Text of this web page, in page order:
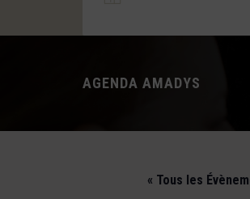
AGENDA AMADYS
« Tous les